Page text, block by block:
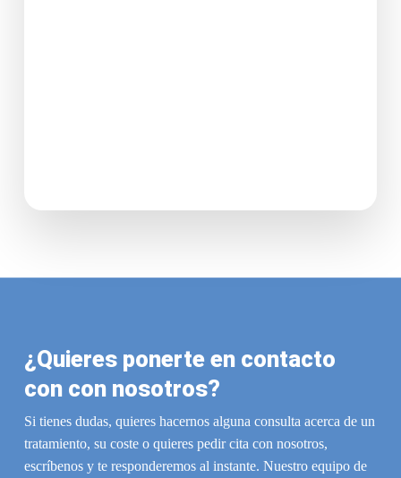
¿Quieres ponerte en contacto
con con nosotros?
Si tienes dudas, quieres hacernos alguna consulta acerca de un
tratamiento, su coste o quieres pedir cita con nosotros,
escríbenos y te responderemos al instante. Nuestro equipo de